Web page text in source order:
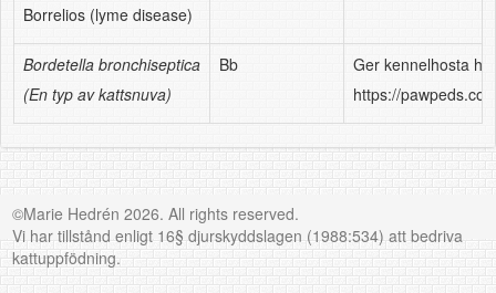
Borrelios (lyme disease)
Bordetella bronchiseptica
(En typ av kattsnuva)
Bb
Ger kennelhosta
https://
©Marie Hedrén 2026. All rights reserved.
Vi har tillstånd enligt 16§ djurskyddslagen (1988:534) att bedriva
kattuppfödning.